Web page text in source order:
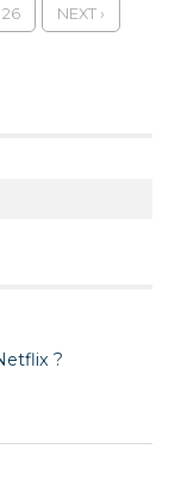
26 NEXT ›
?